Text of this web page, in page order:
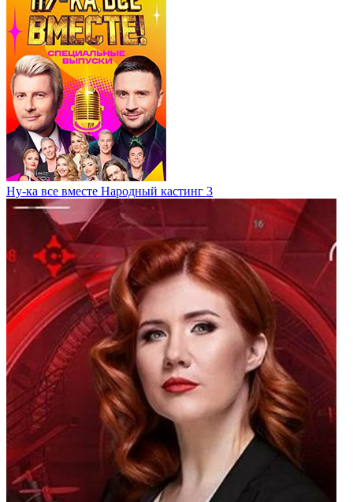
Ну-ка все вместе Народный кастинг 3